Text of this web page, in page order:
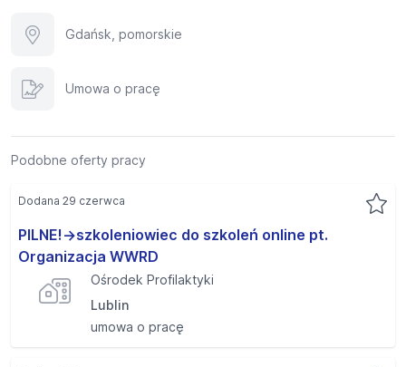
Gdańsk, pomorskie
Umowa o pracę
Podobne oferty pracy
PILNE!->szkoleniowiec do szkoleń online pt.
Organizacja WWRD
Ośrodek Profilaktyki
Lublin
umowa o pracę
Dodana 29 czerwca